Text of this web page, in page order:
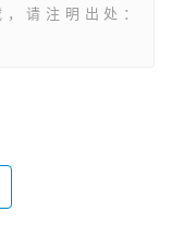
请注明出处：